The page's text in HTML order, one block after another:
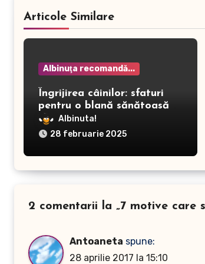
Articole Similare
Albinuţa recomandă...
Îngrijirea câinilor: sfaturi
pentru o blană sănătoasă și
prevenirea dermatitei
Albinuta!
28 februarie 2025
2 comentarii la „7 motive care
Antoaneta spune:
28 aprilie 2017 la 15:10